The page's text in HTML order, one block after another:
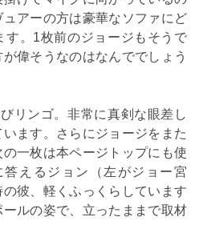
アーの方は豪華なソファにど
す。1枚前のジョージもそうで
偉そうなのはなんででしょう
リンゴ。非常に真剣な眼差し
ます。さらにジョージをまた
一枚は本ページトップにも使
えるジョン（左がジョー宮
彼、軽くふっくらしています
ルの姿で、立ったままで取材